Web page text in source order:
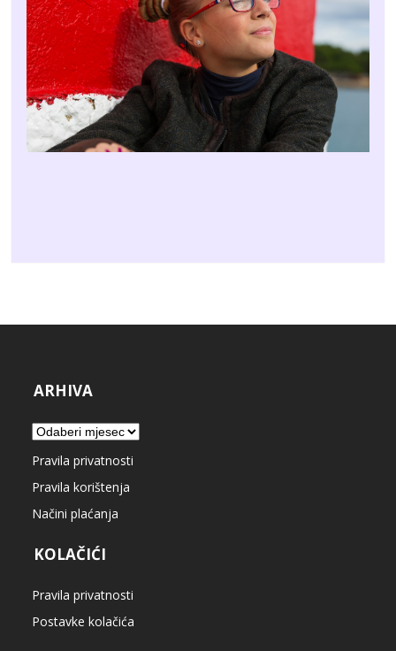
ARHIVA
Arhiva
Pravila privatnosti
Pravila korištenja
Načini plaćanja
KOLAČIĆI
Pravila privatnosti
Postavke kolačića